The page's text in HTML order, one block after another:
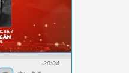
-20:04